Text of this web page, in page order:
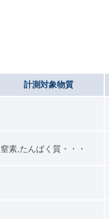
計測対象物質
窒素,たんぱく質・・・